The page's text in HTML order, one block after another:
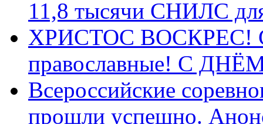
11,8 тысячи СНИЛС
ХРИСТОС ВОСКРЕС! С
православные! C
Всероссийские
прошли успешно.